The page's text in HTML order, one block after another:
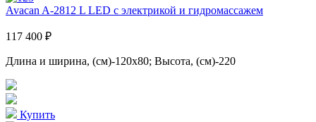
Avacan A-2812 L LED с электрикой и гидромассажем
117 400 ₽
Длина и ширина, (см)-120x80; Высота, (см)-220
Купить